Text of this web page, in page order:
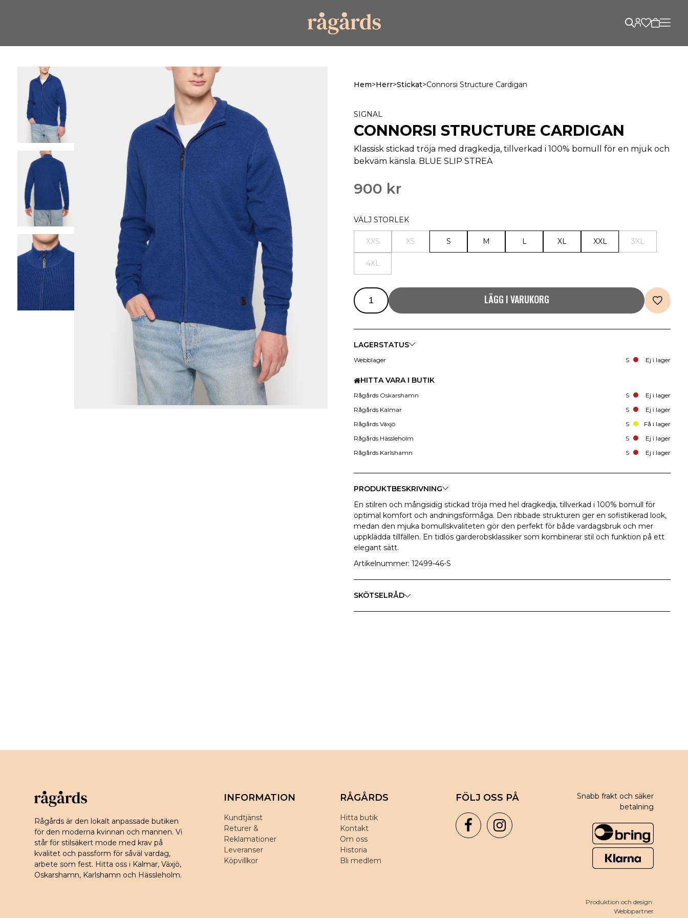
Hem>Herr>Stickat>Connorsi Structure Cardigan
SIGNAL
CONNORSI STRUCTURE CARDIGAN
Klassisk stickad tröja med dragkedja, tillverkad i 100% bomull för en mjuk och
bekväm känsla. BLUE SLIP STREA
900 kr
VÄLJ STORLEK
XXS XS S M L XL XXL 3XL
4XL
LÄGG I VARUKORG
LAGERSTATUS
Webblager S Ej i lager
HITTA VARA I BUTIK
Rågårds Oskarshamn S
Ej i lager
Rågårds Kalmar
S
Ej i lager
Rågårds Växjö
S
Få i lager
Rågårds Hässleholm
S
Ej i lager
Rågårds Karlshamn
S Ej i lager
PRODUKTBESKRIVNING
En stilren och mångsidig stickad tröja med hel dragkedja, tillverkad i 100% bomull för
optimal komfort och andningsförmåga. Den ribbade strukturen ger en sofistikerad look,
medan den mjuka bomullskvaliteten gör den perfekt för både vardagsbruk och mer
uppklädda tillfällen. En tidlös garderobsklassiker som kombinerar stil och funktion på ett
elegant sätt.
Artikelnummer: 12499-46-S
SKÖTSELRÅD
Rågårds är den lokalt anpassade butiken
för den moderna kvinnan och mannen. Vi
står för stilsäkert mode med krav på
kvalitet och passform för såväl vardag,
arbete som fest. Hitta oss i Kalmar, Växjö,
Oskarshamn, Karlshamn och Hässleholm.
INFORMATION
Kundtjänst
Returer &
Reklamationer
Leveranser
Köpvillkor
RÅGÅRDS
Hitta butik
Kontakt
Om oss
Historia
Bli medlem
FÖLJ OSS PÅ
Snabb frakt och säker
betalning
Produktion och design:
Webbpartner